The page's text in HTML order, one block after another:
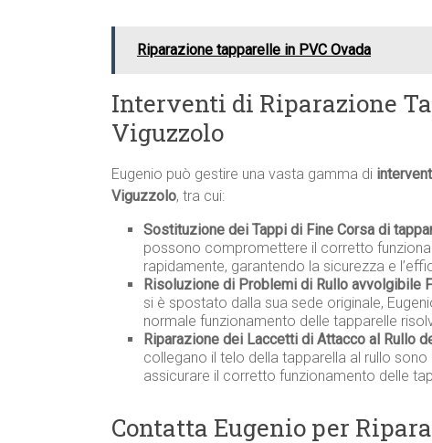
Riparazione tapparelle in PVC Ovada
Interventi di Riparazione
Viguzzolo
Eugenio può gestire una vasta gamma di
Viguzzolo, tra cui:
Sostituzione dei Tappi di Fine Corsa di
possono compromettere il corretto
rapidamente, garantendo la sicurezza e
Risoluzione di Problemi di Rullo avvolgibile
si è spostato dalla sua sede originale,
normale funzionamento delle tapparelle
Riparazione dei Laccetti di Attacco al Rullo
collegano il telo della tapparella al rullo sono
assicurare il corretto funzionamento delle
Contatta Eugenio per